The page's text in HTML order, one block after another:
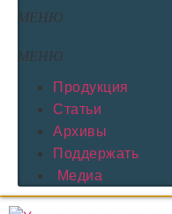
Продукция
Статьи
Архивы
Поддержать
Медиа